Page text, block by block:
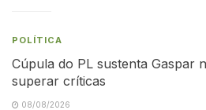
POLÍTICA
Cúpula do PL sustenta Gaspar
superar críticas
08/08/2026